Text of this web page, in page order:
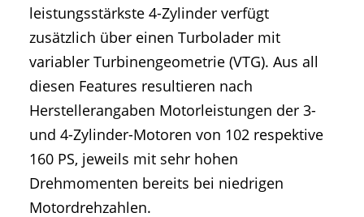
leistungsstärkste 4-Zylinder verfügt
zusätzlich über einen Turbolader mit
variabler Turbinengeometrie (VTG). Aus all
diesen Features resultieren nach
Herstellerangaben Motorleistungen der 3-
und 4-Zylinder-Motoren von 102 respektive
160 PS, jeweils mit sehr hohen
Drehmomenten bereits bei niedrigen
Motordrehzahlen.